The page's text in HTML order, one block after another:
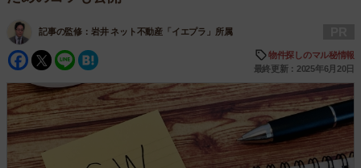
記事の監修： 岩井 ネット不動産「イエプラ」所属
Facebook
Twitter
Line
物件探しのマル秘情報
最終更新：2025年6月20日